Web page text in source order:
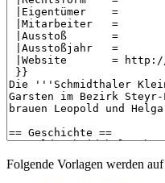
Folgende Vorlagen werden